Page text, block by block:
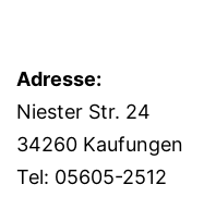
Adresse:
Niester Str. 24
34260 Kaufungen
Tel: 05605-2512